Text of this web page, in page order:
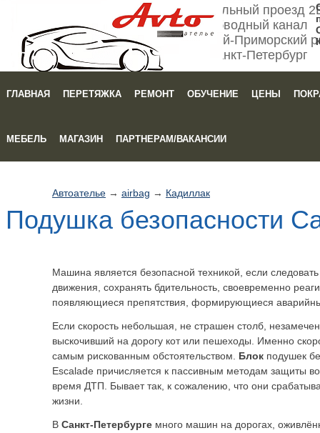
Мебельный проезд
Обводный канал
Кировский-Приморский
Санкт-Петербург
ГЛАВНАЯ ПЕРЕТЯЖКА РЕМОНТ ОБУЧЕНИЕ ЦЕНЫ
МЕБЕЛЬ МАГАЗИН ПАРТНЕРАМ/ВАКАНСИИ
Автоателье → airbag → Кадиллак
Подушка безопасности
Машина является безопасной техникой, если
движения, сохранять бдительность, своевременно
появляющиеся препятствия, формирующиеся
Если скорость небольшая, не страшен столб,
выскочивший на дорогу кот или пешеходы. Именно
самым рискованным обстоятельством. Блок подушек
Escalade причисляется к пассивным методам защиты
время ДТП. Бывает так, к сожалению, что они
жизни.
В Санкт-Петербурге много машин на дорогах,